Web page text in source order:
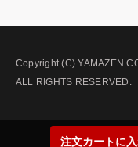
注文カートに
Copyright (C) YAMAZEN
ALL RIGHTS RESERVED.